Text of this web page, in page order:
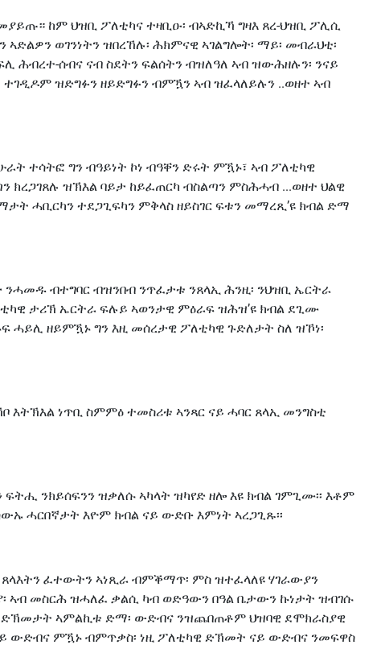
ከም ህዝቢ ፖለቲካና ተዛቢዑ፡ ብኣድኪኻ ግዛእ ጸረ-ህዝቢ ፖሊሲ
ወገንነትን ዝበረኸሉ፡ ሕክምናዊ ኣገልግሎት፡ ማይ፡ መብራህቲ፡
ሕብረተ-ሰብና ናብ ስደትን ፍልሰትን ብዝለዓለ ኣብ ዝውሕዘሉን፡ ንናይ
ዝድግፉን ዘይድግፉን ብምዃን ኣብ ዝፈላለይሉን ..ወዘተ ኣብ
ተሳትፎ ግን ብዓይነት ኮነ ብዓቐን ድሩት ምዃኑ፣ ኣብ ፖለቲካዊ
ክረጋገጸሉ ዝኽእል ባይታ ከይፈጠርካ ብስልጣን ምስሕሓብ ...ወዘተ ህልዊ
ሓቢርካን ተደጋጊፍካን ምቅላስ ዘይስገር ፍቱን መማረጺ’ዩ ክብል ድማ
ብተግባር ብዝንበብ ንጥፈታቱ ንጸላኢ ሕንዚ፡ ንህዝቢ ኤርትራ
ታሪኽ ኤርትራ ፍሉይ ኣወንታዊ ምዕራፍ ዝሕዝ’ዩ ክብል ደጊሙ
ዘይምዃኑ ግን እዚ መሰረታዊ ፖለቲካዊ ጉድለታት ስለ ዝኾነ፡
ነጥቢ ስምምዕ ተመስሪቱ ኣንጻር ናይ ሓባር ጸላኢ መንግስቲ
ንክይሰፍንን ዝቃለሱ ኣካላት ዝካየድ ዘሎ እዩ ክብል ገምጊሙ፡፡ እቶም
ሓርበኛታት እዮም ክብል ናይ ውድቡ እምነት ኣረጋጊጹ፡፡
ፈተውትን ኣነጺራ ብምቕማጥ፡ ምስ ዝተፈላለዩ ሃገራውያን
ኣብ መስርሕ ዝሓለፈ ቃልሲ ካብ ወድዓውን በዓል ቤታውን ኩነታት ዝብገሱ
ድኽመታት ኣምልኪቱ ድማ፡ ውድብና ንዝጨበጠቶም ህዝባዊ ደሞክራስያዊ
ውድብና ምዃኑ ብምጥቃስ፡ ነዚ ፖለቲካዊ ድኽመት ናይ ውድብና ንመፍዋስ